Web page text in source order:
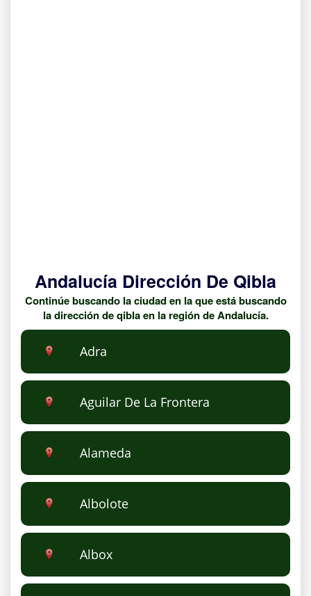
Andalucía Dirección De Qibla
Continúe buscando la ciudad en la que está buscando
la dirección de qibla en la región de Andalucía.
Adra
Aguilar De La Frontera
Alameda
Albolote
Albox